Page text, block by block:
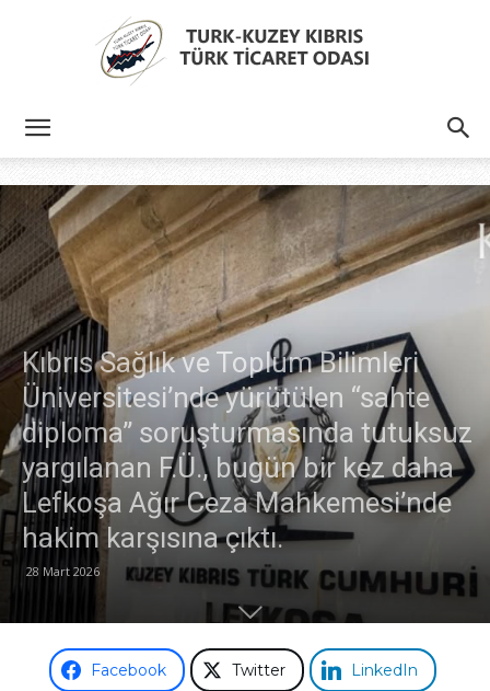
Kıbrıs
Türk
Ticaret
Odası
Kıbrıs Sağlık ve Toplum Bilimleri
Üniversitesi’nde yürütülen “sahte
diploma” soruşturmasında tutuksuz
yargılanan F.Ü., bugün bir kez daha
Lefkoşa Ağır Ceza Mahkemesi’nde
hakim karşısına çıktı.
28 Mart 2026
Facebook Twitter LinkedIn